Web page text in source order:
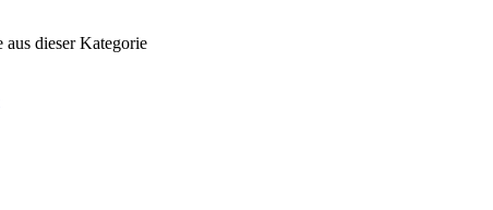
dieser Kategorie